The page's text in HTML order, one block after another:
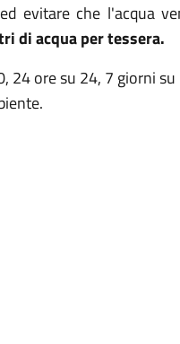
evitare che l'acqua
di acqua per tessera.
24 ore su 24, 7 giorni su